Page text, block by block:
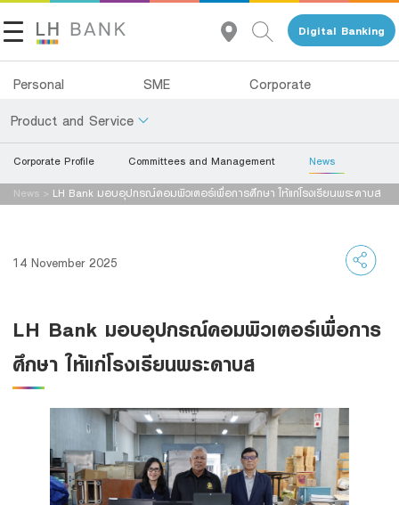
Digital Banking
Personal SME Corporate
Product and Service
About Us
Contact Us
Tel 1327
Deposits
Services
Digital Banking
Family Banking
Foreigners
Corporate Profile Committees and Management News
News > LH Bank มอบอุปกรณ์คอมพิวเตอร์เพื่อการศึกษา ให้แก่โรงเรียนพระดาบส
14 November 2025
LH Bank มอบอุปกรณ์คอมพิวเตอร์เพื่อการ
ศึกษา ให้แก่โรงเรียนพระดาบส